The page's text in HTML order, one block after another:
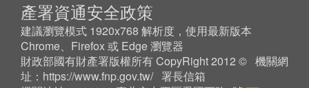
產署資通安全政策
建議瀏覽模式 1920x768 解析度，使用最新版本
Chrome、Firefox 或 Edge 瀏覽器
財政部國有財產署版權所有 CopyRight 2012 © 機關網
址： https://www.fnp.gov.tw/ 署長信箱